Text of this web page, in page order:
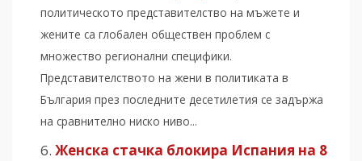
политическото представителство на мъжете и
жените са глобален обществен проблем с
множество регионални специфики.
Представителството на жени в политиката в
България през последните десетилетия се задържа
на сравнително ниско ниво...
Женска стачка блокира Испания на 8